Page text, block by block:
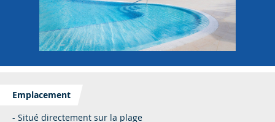
Emplacement
- Situé directement sur la plage